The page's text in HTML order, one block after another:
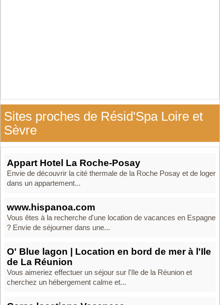
Sites proches de Résid'Spa Loire et
Sèvre
Appart Hotel La Roche-Posay
Envie de découvrir la cité thermale de la Roche Posay et de loger
dans un appartement...
www.hispanoa.com
Vous êtes à la recherche d'une location de vacances en Espagne
? Envie de séjourner dans une...
O' Blue lagon | Location en bord de mer à l'Ile
de La Réunion
Vous aimeriez effectuer un séjour sur l'Ile de la Réunion et
cherchez un hébergement calme et...